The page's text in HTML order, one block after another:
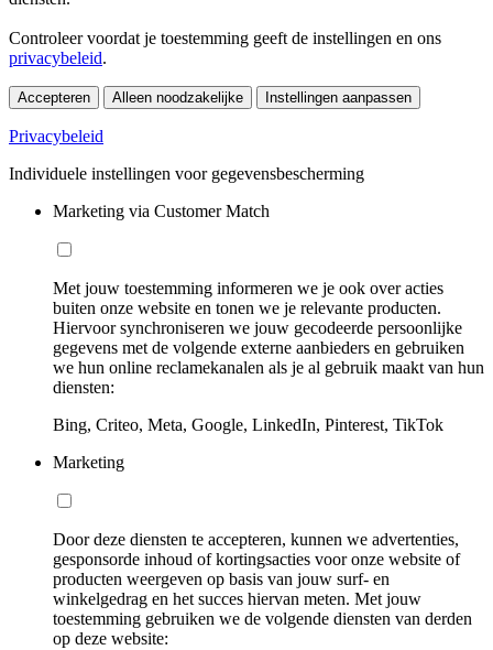
Controleer voordat je toestemming geeft de instellingen en ons
privacybeleid.
Accepteren Alleen noodzakelijke Instellingen aanpassen
Privacybeleid
Individuele instellingen voor gegevensbescherming
Marketing via Customer Match
Met jouw toestemming informeren we je ook over acties
buiten onze website en tonen we je relevante producten.
Hiervoor synchroniseren we jouw gecodeerde persoonlijke
gegevens met de volgende externe aanbieders en gebruiken
we hun online reclamekanalen als je al gebruik maakt van hun
diensten:
Bing, Criteo, Meta, Google, LinkedIn, Pinterest, TikTok
Marketing
Door deze diensten te accepteren, kunnen we advertenties,
gesponsorde inhoud of kortingsacties voor onze website of
producten weergeven op basis van jouw surf- en
winkelgedrag en het succes hiervan meten. Met jouw
toestemming gebruiken we de volgende diensten van derden
op deze website: